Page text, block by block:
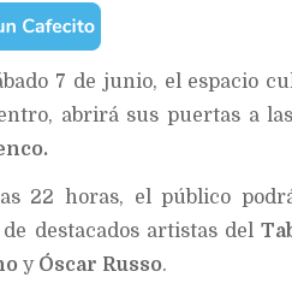
7 de junio, el espacio
abrirá sus puertas a
22 horas, el público
destacados artistas del
y Óscar Russo.